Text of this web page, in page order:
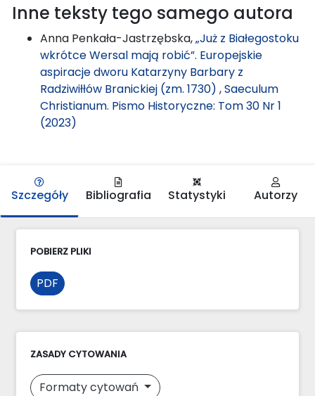
Inne teksty tego samego autora
Anna Penkała-Jastrzębska,„Już z Białegostoku
wkrótce Wersal mają robić”. Europejskie
aspiracje dworu Katarzyny Barbary z
Radziwiłłów Branickiej (zm. 1730) ,Saeculum
Christianum. Pismo Historyczne: Tom 30 Nr 1
(2023)
Szczegóły Bibliografia Statystyki Autorzy
POBIERZ PLIKI
PDF
ZASADY CYTOWANIA
Formaty cytowań